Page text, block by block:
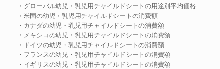
・グローバル幼児・乳児用チャイルドシートの用途別平均価格
・米国の幼児・乳児用チャイルドシートの消費額
・カナダの幼児・乳児用チャイルドシートの消費額
・メキシコの幼児・乳児用チャイルドシートの消費額
・ドイツの幼児・乳児用チャイルドシートの消費額
・フランスの幼児・乳児用チャイルドシートの消費額
・イギリスの幼児・乳児用チャイルドシートの消費額